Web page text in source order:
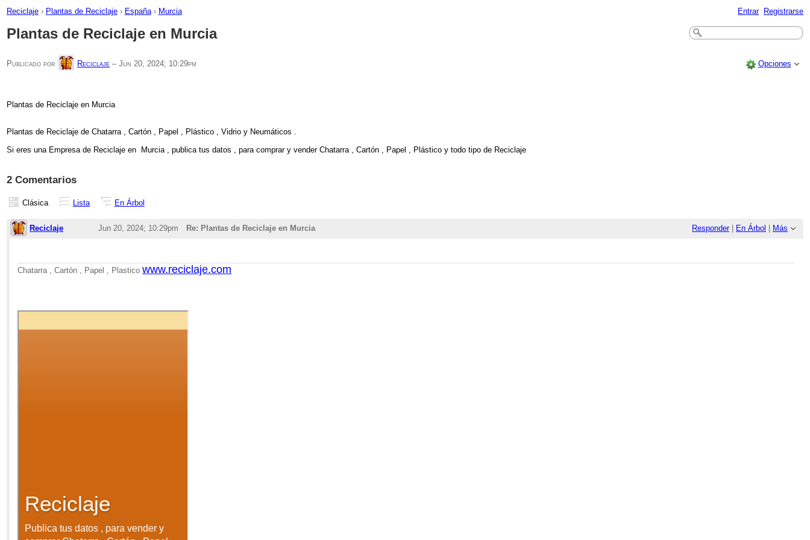
Reciclaje › Plantas de Reciclaje › España › Murcia Entrar Registrarse
Plantas de Reciclaje en Murcia
Publicado por Reciclaje– Jun 20, 2024; 10:29pm Opciones
Plantas de Reciclaje en Murcia
Plantas de Reciclaje de Chatarra , Cartón , Papel , Plástico , Vidrio y Neumáticos .
Si eres una Empresa de Reciclaje en Murcia , publica tus datos , para comprar y vender Chatarra , Cartón , Papel , Plástico y todo tipo de Reciclaje
2 Comentarios
Clásica Lista En Árbol
Reciclaje Responder| En Árbol Más
Jun 20, 2024; 10:29pm Re: Plantas de Reciclaje en Murcia
Chatarra , Cartón , Papel , Plasticowww.reciclaje.com